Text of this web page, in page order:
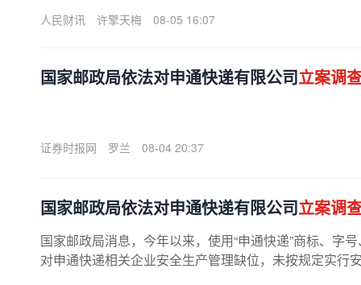
人民财讯
许擎天梅 08-05 16:07
国家邮政局依法对申通快递有限公司立案调
证券时报网 罗兰 08-04 20:37
国家邮政局依法对申通快递有限公司立案调
国家邮政局消息，今年以来，使用“申通快递”商标、字
对申通快递相关企业安全生产管理缺位，未按规定实行